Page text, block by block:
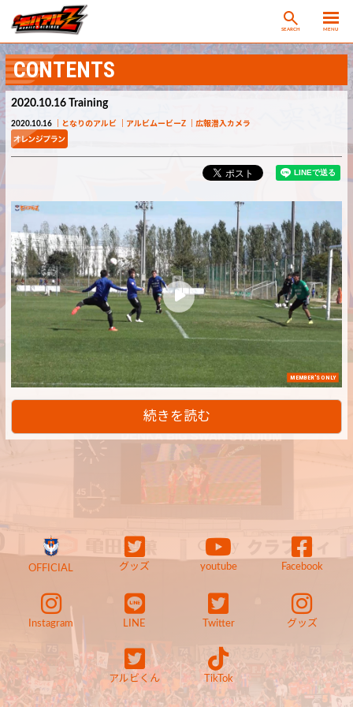
SEARCH MENU
CONTENTS
2020.10.16 Training
2020.10.16 となりのアルビ アルビムービーZ 広報潜入カメラ
MEMBER'S ONLY
続きを読む
OFFICIAL グッズ youtube Facebook
Instagram LINE Twitter グッズ
アルビくん TikTok